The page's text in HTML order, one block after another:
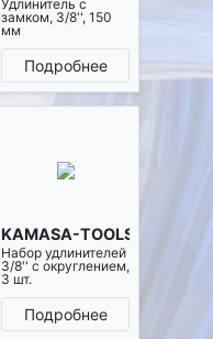
Удлинитель с
замком, 3/8'', 150
мм
Подробнее
KAMASA-TOOLS K4098
Набор удлинителей
3/8'' с округлением,
3 шт.
Подробнее